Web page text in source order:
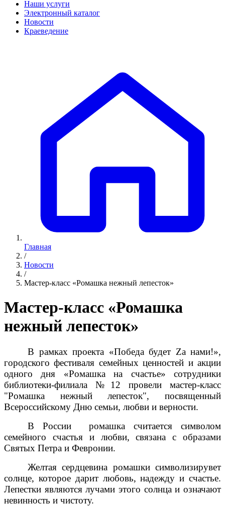
Наши услуги
Электронный каталог
Новости
Краеведение
Главная
/
Новости
/
Мастер-класс «Ромашка нежный лепесток»
Мастер-класс «Ромашка
нежный лепесток»
В рамках проекта «Победа будет Zа нами!»,
городского фестиваля семейных ценностей и акции
одного дня «Ромашка на счастье» сотрудники
библиотеки-филиала №12 провели мастер-класс
"Ромашка нежный лепесток", посвященный
Всероссийскому Дню семьи, любви и верности.
В России ромашка считается символом
семейного счастья и любви, связана с образами
Святых Петра и Февронии.
Желтая сердцевина ромашки символизирувет
солнце, которое дарит любовь, надежду и счастье.
Лепестки являются лучами этого солнца и означают
невинность и чистоту.